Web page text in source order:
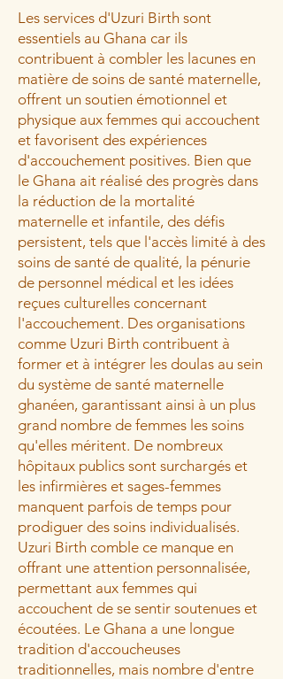
Les services d'Uzuri Birth sont
essentiels au Ghana car ils
contribuent à combler les lacunes en
matière de soins de santé maternelle,
offrent un soutien émotionnel et
physique aux femmes qui accouchent
et favorisent des expériences
d'accouchement positives. Bien que
le Ghana ait réalisé des progrès dans
la réduction de la mortalité
maternelle et infantile, des défis
persistent, tels que l'accès limité à des
soins de santé de qualité, la pénurie
de personnel médical et les idées
reçues culturelles concernant
l'accouchement. Des organisations
comme Uzuri Birth contribuent à
former et à intégrer les doulas au sein
du système de santé maternelle
ghanéen, garantissant ainsi à un plus
grand nombre de femmes les soins
qu'elles méritent. De nombreux
hôpitaux publics sont surchargés et
les infirmières et sages-femmes
manquent parfois de temps pour
prodiguer des soins individualisés.
Uzuri Birth comble ce manque en
offrant une attention personnalisée,
permettant aux femmes qui
accouchent de se sentir soutenues et
écoutées. Le Ghana a une longue
tradition d'accoucheuses
traditionnelles, mais nombre d'entre